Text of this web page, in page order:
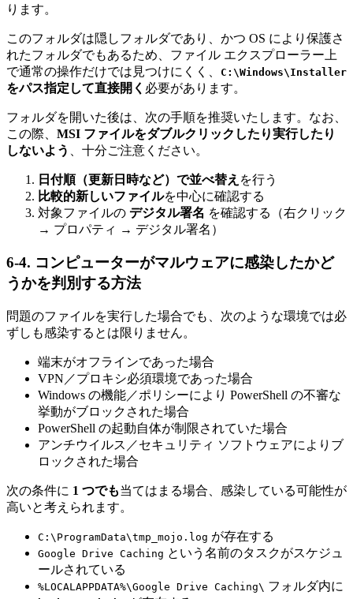
ります。
このフォルダは隠しフォルダであり、かつ OS により保護さ
れたフォルダでもあるため、ファイル エクスプローラー上
で通常の操作だけでは見つけにくく、
C:\Windows\Installer
をパス指定して直接開く 必要があります。
フォルダを開いた後は、次の手順を推奨いたします。なお、
この際、 MSI ファイルをダブルクリックしたり実行したり
しないよう
、十分ご注意ください。
日付順（更新日時など）で並べ替え を行う
比較的新しいファイルを中心に確認する
対象ファイルの デジタル署名 を確認する（右クリック
→ プロパティ → デジタル署名）
6-4. コンピューターがマルウェアに感染したかど
うかを判別する方法
問題のファイルを実行した場合でも、次のような環境では必
ずしも感染するとは限りません。
端末がオフラインであった場合
VPN／プロキシ必須環境であった場合
Windows の機能／ポリシーにより PowerShell の不審な
挙動がブロックされた場合
PowerShell の起動自体が制限されていた場合
アンチウイルス／セキュリティ ソフトウェアによりブ
ロックされた場合
次の条件に 1 つでも当てはまる場合、感染している可能性が
高いと考えられます。
C:\ProgramData\tmp_mojo.log が存在する
Google Drive Caching という名前のタスクがスケジュ
ールされている
%LOCALAPPDATA%\Google Drive Caching\ フォルダ内に